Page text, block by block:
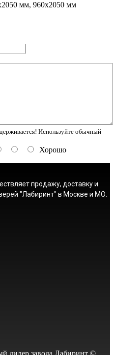
мм, 960х2050 мм
Используйте обычный
Хорошо
продажу, доставку и
"Лабиринт" в Москве и МО.